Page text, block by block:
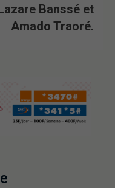
Banssé et
Amado Traoré.